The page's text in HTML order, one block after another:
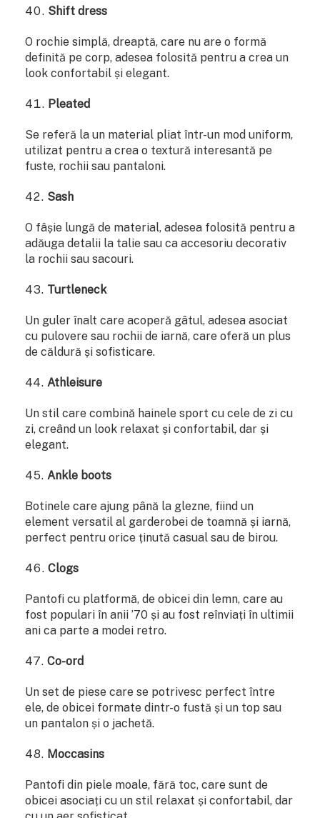
Shift dress
O rochie simplă, dreaptă, care nu are o formă
definită pe corp, adesea folosită pentru a crea un
look confortabil și elegant.
Pleated
Se referă la un material pliat într-un mod uniform,
utilizat pentru a crea o textură interesantă pe
fuste, rochii sau pantaloni.
Sash
O fâșie lungă de material, adesea folosită pentru a
adăuga detalii la talie sau ca accesoriu decorativ
la rochii sau sacouri.
Turtleneck
Un guler înalt care acoperă gâtul, adesea asociat
cu pulovere sau rochii de iarnă, care oferă un plus
de căldură și sofisticare.
Athleisure
Un stil care combină hainele sport cu cele de zi cu
zi, creând un look relaxat și confortabil, dar și
elegant.
Ankle boots
Botinele care ajung până la glezne, fiind un
element versatil al garderobei de toamnă și iarnă,
perfect pentru orice ținută casual sau de birou.
Clogs
Pantofi cu platformă, de obicei din lemn, care au
fost populari în anii ’70 și au fost reînviați în ultimii
ani ca parte a modei retro.
Co-ord
Un set de piese care se potrivesc perfect între
ele, de obicei formate dintr-o fustă și un top sau
un pantalon și o jachetă.
Moccasins
Pantofi din piele moale, fără toc, care sunt de
obicei asociați cu un stil relaxat și confortabil, dar